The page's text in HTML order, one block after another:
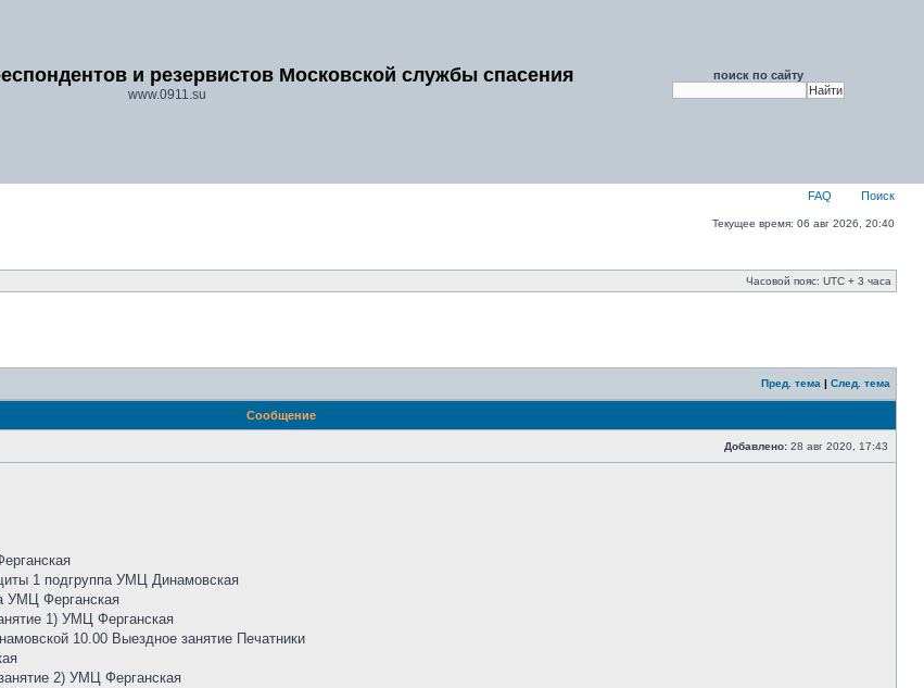
и резервистов Московской службы спасения
www.0911.su
поиск по сайту
FAQ Поиск
Текущее время: 06 авг 2026, 20:40
Часовой пояс: UTC + 3 часа
Пред. тема | След. тема
Сообщение
Добавлено: 28 авг 2020, 17:43
1 подгруппа УМЦ Динамовская
УМЦ Ферганская
1) УМЦ Ферганская
10.00 Выездное занятие Печатники
2) УМЦ Ферганская